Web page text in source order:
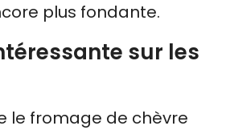
plus fondante.
sur les
le fromage de chèvre